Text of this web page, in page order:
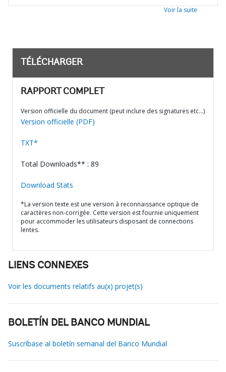
Voir la suite
TÉLÉCHARGER
RAPPORT COMPLET
Version officielle du document (peut inclure des signatures etc…)
Version officielle (PDF)
TXT*
Total Downloads** : 89
Download Stats
*La version texte est une version à reconnaissance optique de
caractères non-corrigée. Cette version est fournie uniquement
pour accommoder les utilisateurs disposant de connections
lentes.
LIENS CONNEXES
Voir les documents relatifs au(x) projet(s)
BOLETÍN DEL BANCO MUNDIAL
Suscríbase al boletín semanal del Banco Mundial